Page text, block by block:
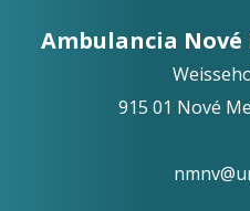
Ambulancia
915 01 Nové